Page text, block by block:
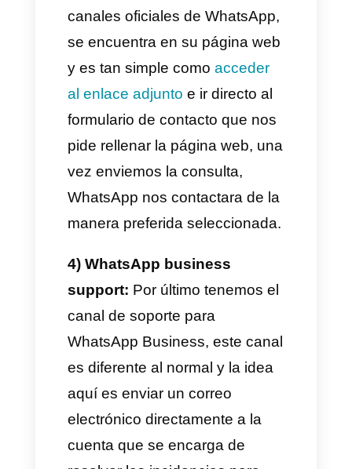
una de las formas más usadas
para contactar con WhatsApp,
es tan simple como enviarles
un correo con la consulta. Para
que todo funcione
deben tener las siguientes
support.whatsapp.com
@in.whatsapp.com
2) Por medio de su página
web:Si decidimos
comunicarnos a través de su
página web, se desplegará un